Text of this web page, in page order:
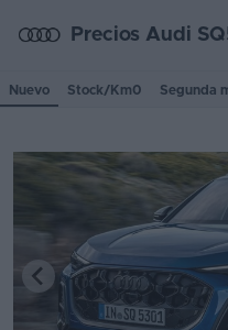
Coches
Renting
Stock
KM
Precios Audi
Nuevo Stock/Km0 Segunda